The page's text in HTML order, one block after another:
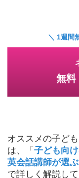
＼ 1週間
無料
オススメの子ど
は、「 子ども向
英会話講師が選
で詳しく解説して